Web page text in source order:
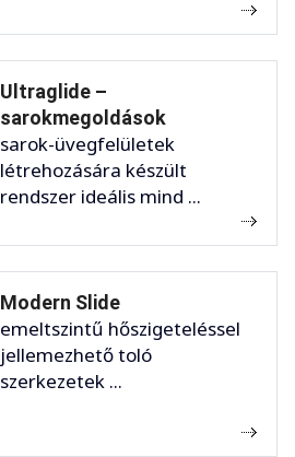
Ultraglide –
sarokmegoldások
sarok-üvegfelületek
létrehozására készült
rendszer ideális mind ...
Modern Slide
emeltszintű hőszigeteléssel
jellemezhető toló
szerkezetek ...